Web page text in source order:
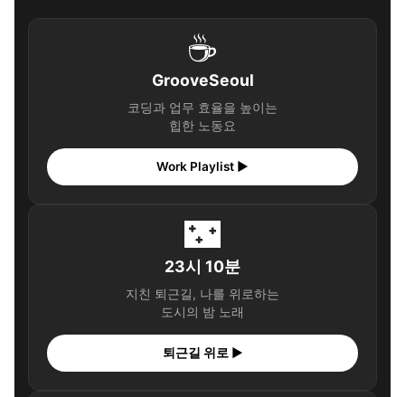
☕
GrooveSeoul
코딩과 업무 효율을 높이는
힙한 노동요
Work Playlist ▶
🌃
23시 10분
지친 퇴근길, 나를 위로하는
도시의 밤 노래
퇴근길 위로 ▶